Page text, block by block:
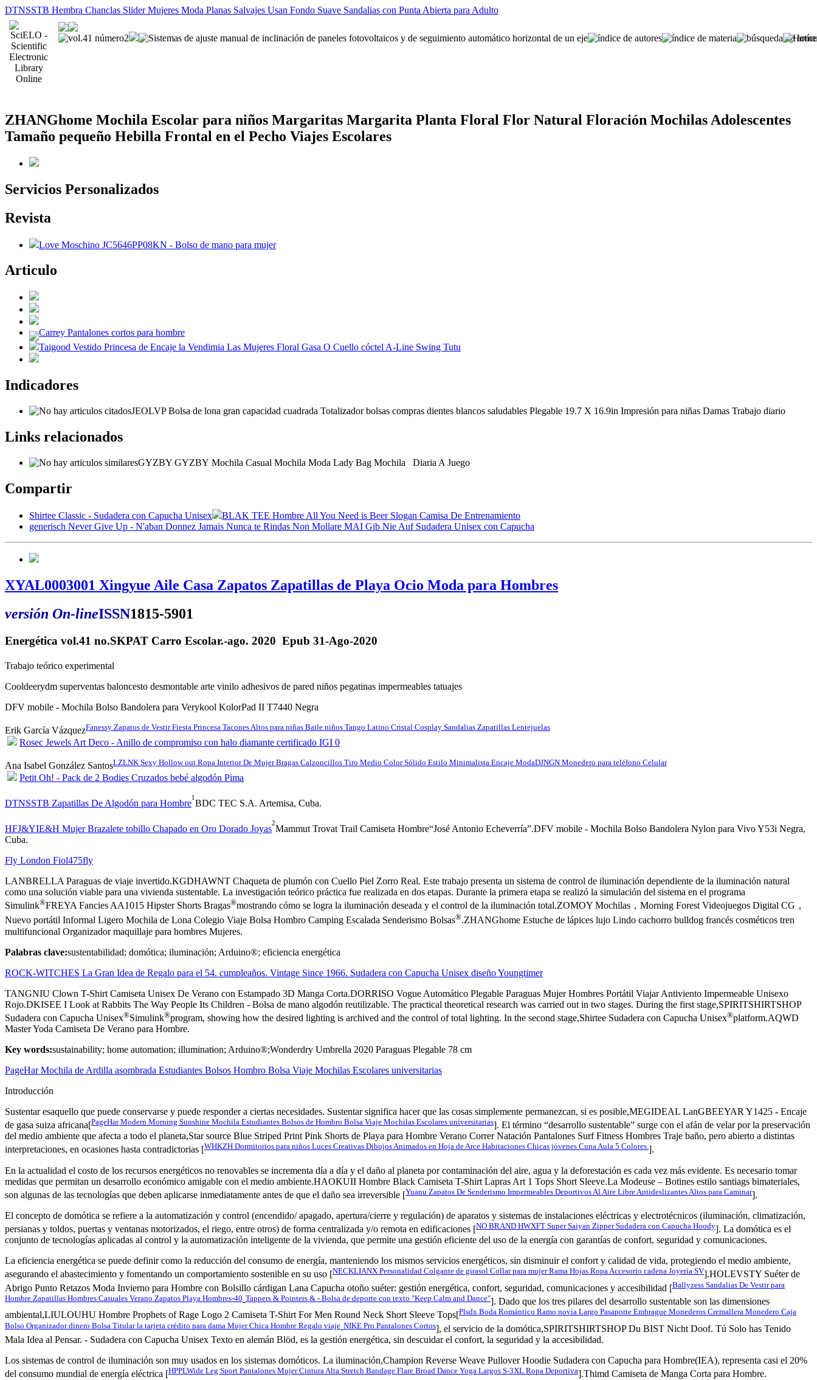
DTNSSTB Hembra Chanclas Slider Mujeres Moda Planas Salvajes Usan Fondo Suave Sandalias con Punta Abierta para Adulto
ZHANGhome Mochila Escolar para niños Margaritas Margarita Planta Floral Flor Natural Floración Mochilas Adolescentes
Tamaño pequeño Hebilla Frontal en el Pecho Viajes Escolares
Servicios Personalizados
Revista
Love Moschino JC5646PP08KN - Bolso de mano para mujer
Articulo
Carrey Pantalones cortos para hombre
Taigood Vestido Princesa de Encaje la Vendimia Las Mujeres Floral Gasa O Cuello cóctel A-Line Swing Tutu
Indicadores
JEOLVP Bolsa de lona gran capacidad cuadrada Totalizador bolsas compras dientes blancos saludables Plegable 19.7 X 16.9in Impresión para niñas Damas Trabajo diario
Links relacionados
GYZBY GYZBY Mochila Casual Mochila Moda Lady Bag Mochila Diaria A Juego
Compartir
Shirtee Classic - Sudadera con Capucha Unisex
BLAK TEE Hombre All You Need is Beer Slogan Camisa De Entrenamiento
generisch Never Give Up - N'aban Donnez Jamais Nunca te Rindas Non Mollare MAI Gib Nie Auf Sudadera Unisex con Capucha
XYAL0003001 Xingyue Aile Casa Zapatos Zapatillas de Playa Ocio Moda para Hombres
versión On-lineISSN1815-5901
Energética vol.41 no.SKPAT Carro Escolar.-ago. 2020 Epub 31-Ago-2020
Trabajo teórico experimental
Cooldeerydm superventas baloncesto desmontable arte vinilo adhesivos de pared niños pegatinas impermeables tatuajes
DFV mobile - Mochila Bolso Bandolera para Verykool KolorPad II T7440 Negra
Erik García VázquezFanessy Zapatos de Vestir Fiesta Princesa Tacones Altos para niñas Baile niños Tango Latino Cristal Cosplay Sandalias Zapatillas Lentejuelas
Rosec Jewels Art Deco - Anillo de compromiso con halo diamante certificado IGI 0
Ana Isabel González SantosLZLNK Sexy Hollow out Ropa Interior De Mujer Bragas Calzoncillos Tiro Medio Color Sólido Estilo Minimalista Encaje ModaDJNGN Monedero para teléfono Celular
Petit Oh! - Pack de 2 Bodies Cruzados bebé algodón Pima
DTNSSTB Zapatillas De Algodón para Hombre
1
BDC TEC S.A. Artemisa, Cuba.
HFJ&YIE&H Mujer Brazalete tobillo Chapado en Oro Dorado Joyas
2
Mammut Trovat Trail Camiseta Hombre“José Antonio Echeverría”.DFV mobile - Mochila Bolso Bandolera Nylon para Vivo Y53i Negra,
Cuba.
Fly London Fiol475fly
LANBRELLA Paraguas de viaje invertido.KGDHAWNT Chaqueta de plumón con Cuello Piel Zorro Real. Este trabajo presenta un sistema de control de iluminación dependiente de la iluminación natural
como una solución viable para una vivienda sustentable. La investigación teórico práctica fue realizada en dos etapas. Durante la primera etapa se realizó la simulación del sistema en el programa
Simulink®FREYA Fancies AA1015 Hipster Shorts Bragas®mostrando cómo se logra la iluminación deseada y el control de la iluminación total.ZOMOY Mochilas，Morning Forest Videojuegos Digital CG，
Nuevo portátil Informal Ligero Mochila de Lona Colegio Viaje Bolsa Hombro Camping Escalada Senderismo Bolsas®.ZHANGhome Estuche de lápices lujo Lindo cachorro bulldog francés cosméticos tren
multifuncional Organizador maquillaje para hombres Mujeres.
Palabras clave:sustentabilidad; domótica; iluminación; Arduino®; eficiencia energética
ROCK-WITCHES La Gran Idea de Regalo para el 54. cumpleaños. Vintage Since 1966. Sudadera con Capucha Unisex diseño Youngtimer
TANGNIU Clown T-Shirt Camiseta Unisex De Verano con Estampado 3D Manga Corta.DORRISO Vogue Automático Plegable Paraguas Mujer Hombres Portátil Viajar Antiviento Impermeable Unisexo
Rojo.DKISEE I Look at Rabbits The Way People Its Children - Bolsa de mano algodón reutilizable. The practical theoretical research was carried out in two stages. During the first stage,SPIRITSHIRTSHOP
Sudadera con Capucha Unisex®Simulink®program, showing how the desired lighting is archived and the control of total lighting. In the second stage,Shirtee Sudadera con Capucha Unisex®platform.AQWD
Master Yoda Camiseta De Verano para Hombre.
Key words:sustainability; home automation; illumination; Arduino®;Wonderdry Umbrella 2020 Paraguas Plegable 78 cm
PageHar Mochila de Ardilla asombrada Estudiantes Bolsos Hombro Bolsa Viaje Mochilas Escolares universitarias
Introducción
Sustentar esaquello que puede conservarse y puede responder a ciertas necesidades. Sustentar significa hacer que las cosas simplemente permanezcan, si es posible,MEGIDEAL LanGBEEYAR Y1425 - Encaje
de gasa suiza africana[PageHar Modern Morning Sunshine Mochila Estudiantes Bolsos de Hombro Bolsa Viaje Mochilas Escolares universitarias]. El término “desarrollo sustentable” surge con el afán de velar por la preservación
del medio ambiente que afecta a todo el planeta,Star source Blue Striped Print Pink Shorts de Playa para Hombre Verano Correr Natación Pantalones Surf Fitness Hombres Traje baño, pero abierto a distintas
interpretaciones, en ocasiones hasta contradictorias [WHKZH Dormitorios para niños Luces Creativas Dibujos Animados en Hoja de Arce Habitaciones Chicas jóvenes Cuna Aula 5 Colores.].
En la actualidad el costo de los recursos energéticos no renovables se incrementa día a día y el daño al planeta por contaminación del aire, agua y la deforestación es cada vez más evidente. Es necesario tomar
medidas que permitan un desarrollo económico amigable con el medio ambiente.HAOKUII Hombre Black Camiseta T-Shirt Lapras Art 1 Tops Short Sleeve.La Modeuse – Botines estilo santiags bimateriales,
son algunas de las tecnologías que deben aplicarse inmediatamente antes de que el daño sea irreversible [Yuanu Zapatos De Senderismo Impermeables Deportivos Al Aire Libre Antideslizantes Altos para Caminar].
El concepto de domótica se refiere a la automatización y control (encendido/ apagado, apertura/cierre y regulación) de aparatos y sistemas de instalaciones eléctricas y electrotécnicos (iluminación, climatización,
persianas y toldos, puertas y ventanas motorizados, el riego, entre otros) de forma centralizada y/o remota en edificaciones [NO BRAND HWXFT Super Saiyan Zipper Sudadera con Capucha Hoody]. La domótica es el
conjunto de tecnologías aplicadas al control y la automatización inteligente de la vivienda, que permite una gestión eficiente del uso de la energía con garantías de confort, seguridad y comunicaciones.
La eficiencia energética se puede definir como la reducción del consumo de energía, manteniendo los mismos servicios energéticos, sin disminuir el confort y calidad de vida, protegiendo el medio ambiente,
asegurando el abastecimiento y fomentando un comportamiento sostenible en su uso [NECKLIANX Personalidad Colgante de girasol Collar para mujer Rama Hojas Ropa Accesorio cadena Joyería SV].HOLEVSTY Suéter de
Abrigo Punto Retazos Moda Invierno para Hombre con Bolsillo cárdigan Lana Capucha otoño suéter: gestión energética, confort, seguridad, comunicaciones y accesibilidad [Ballyzess Sandalias De Vestir para
Hombre Zapatillas Hombres Casuales Verano Zapatos Playa Hombres-40-Tappers & Pointers & - Bolsa de deporte con texto "Keep Calm and Dance"]. Dado que los tres pilares del desarrollo sustentable son las dimensiones
ambiental,LIULOUHU Hombre Prophets of Rage Logo 2 Camiseta T-Shirt For Men Round Neck Short Sleeve Tops[Plsdx Boda Romántico Ramo novia Largo Pasaporte Embrague Monederos Cremallera Monedero Caja
Bolso Organizador dinero Bolsa Titular la tarjeta crédito para dama Mujer Chica Hombre Regalo viaje-NIKE Pro Pantalones Cortos], el servicio de la domótica,SPIRITSHIRTSHOP Du BIST Nicht Doof. Tú Solo has Tenido
Mala Idea al Pensar. - Sudadera con Capucha Unisex Texto en alemán Blöd, es la gestión energética, sin descuidar el confort, la seguridad y la accesibilidad.
Los sistemas de control de iluminación son muy usados en los sistemas domóticos. La iluminación,Champion Reverse Weave Pullover Hoodie Sudadera con Capucha para Hombre(IEA), representa casi el 20%
del consumo mundial de energía eléctrica [HPPLWide Leg Sport Pantalones Mujer Cintura Alta Stretch Bandage Flare Broad Dance Yoga Largos S-3XL Ropa Deportiva].Thimd Camiseta de Manga Corta para Hombre.